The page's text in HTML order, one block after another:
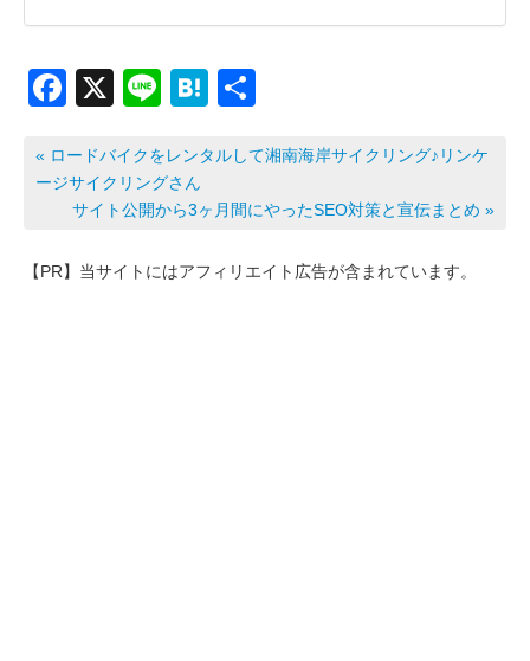
F
c
e
o
X
Li
e
H
e
n
« ロードバイクをレンタルして湘南海岸サイクリング♪リンケ
ージサイクリングさん
サイト公開から3ヶ月間にやったSEO対策と宣伝まとめ »
【PR】当サイトにはアフィリエイト広告が含まれています。